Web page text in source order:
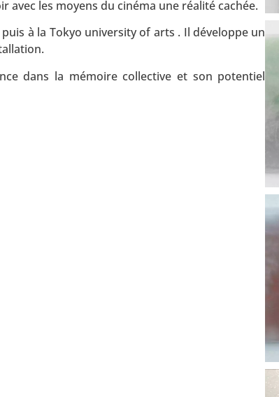
les moyens du cinéma une réalité cachée.
à la Tokyo university of arts . Il développe un
dans la mémoire collective et son potentiel